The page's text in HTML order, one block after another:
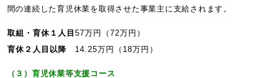
間の連続した育児休業を取得させた事業主に支給されます。
取組・育休１人目 57万円（72万円）
育休２人目以降
14.25万円（18万円）
（３）育児休業等支援コース